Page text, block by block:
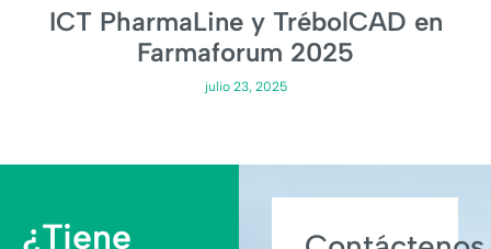
ICT PharmaLine y TrébolCAD en
Farmaforum 2025
julio 23, 2025
¿Tiene